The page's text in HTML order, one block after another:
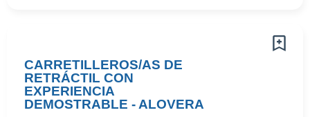
CARRETILLEROS/AS DE
RETRÁCTIL CON
EXPERIENCIA
DEMOSTRABLE - ALOVERA